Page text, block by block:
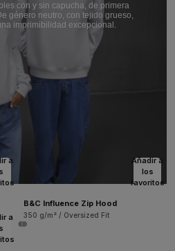
con y sin capucha, de primera
género neutro, con tejido grueso,
imprimibilidad excepcional.
a
Añadir a
los
favoritos
B&C Influence Zip Hood
350 g/m² / Oversized Fit
a